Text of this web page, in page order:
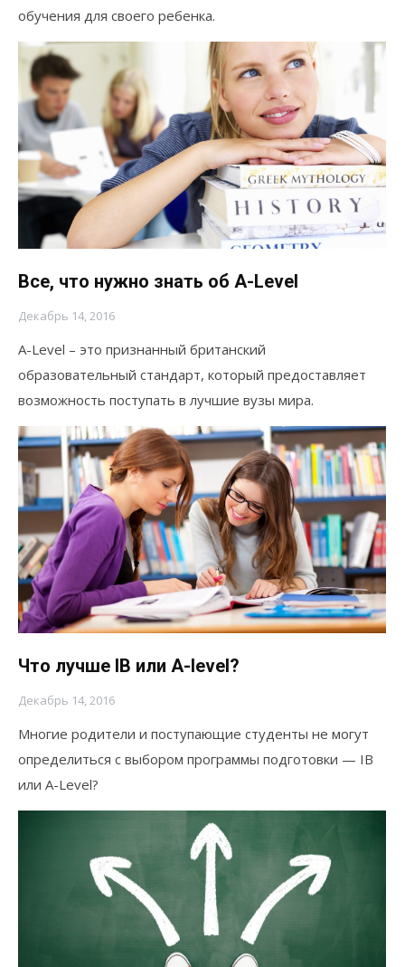
обучения для своего ребенка.
Все, что нужно знать об A-Level
Декабрь 14, 2016
A-Level – это признанный британский
образовательный стандарт, который предоставляет
возможность поступать в лучшие вузы мира.
Что лучше IB или A-level?
Декабрь 14, 2016
Многие родители и поступающие студенты не могут
определиться с выбором программы подготовки — IB
или A-Level?